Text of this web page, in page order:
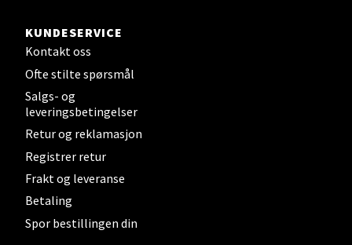
KUNDESERVICE
Kontakt oss
Ofte stilte spørsmål
Salgs- og
leveringsbetingelser
Retur og reklamasjon
Registrer retur
Frakt og leveranse
Betaling
Spor bestillingen din
Tromsø - Jekta Storsenter
Åpent i dag 10-21